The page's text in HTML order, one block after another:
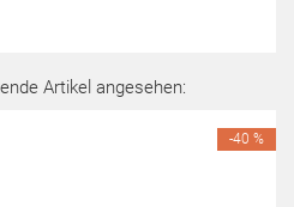
Artikel angesehen:
-40 %